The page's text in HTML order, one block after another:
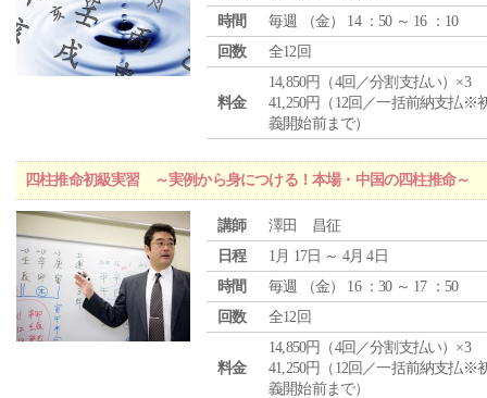
時間
毎週 （金） 14 ：50 ～ 16 ：10
回数
全12回
料金
14,850円（4回／分割支払い）×3
41,250円（12回／一括前納支払※
義開始前まで）
四柱推命初級実習 ～実例から身につける！本場・中国の四柱推命～
講師
澤田 昌征
日程
1月 17日 ～ 4月 4日
時間
毎週 （金） 16 ：30 ～ 17 ：50
回数
全12回
料金
14,850円（4回／分割支払い）×3
41,250円（12回／一括前納支払※
義開始前まで）